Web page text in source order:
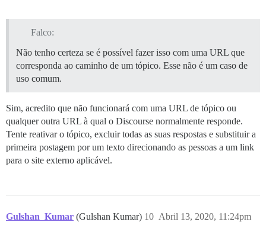
Falco:
Não tenho certeza se é possível fazer isso com uma URL que
corresponda ao caminho de um tópico. Esse não é um caso de
uso comum.
Sim, acredito que não funcionará com uma URL de tópico ou
qualquer outra URL à qual o Discourse normalmente responde.
Tente reativar o tópico, excluir todas as suas respostas e substituir a
primeira postagem por um texto direcionando as pessoas a um link
para o site externo aplicável.
Gulshan_Kumar (Gulshan Kumar) Abril 13, 2020, 11:24pm
10